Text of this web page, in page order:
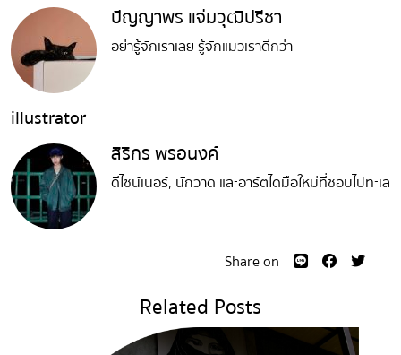
ปัญญาพร แจ่มวุฒิปรีชา
อย่ารู้จักเราเลย รู้จักแมวเราดีกว่า
illustrator
สิริกร พรอนงค์
ดีไซน์เนอร์, นักวาด และอาร์ตไดมือใหม่ที่ชอบไปทะเล
Share on
Related Posts